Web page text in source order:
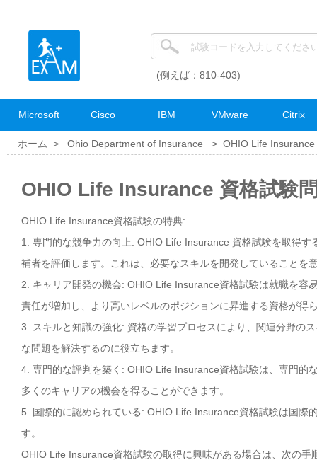
(例えば：810-403)
Microsoft Cisco IBM VMware Citrix
ホーム > Ohio Department of Insurance > OHIO Life Insurance
OHIO Life Insurance 資格試験
OHIO Life Insurance資格試験の特典:
1. 専門的な競争力の向上: OHIO Life Insurance 資格試験を取得
補者を評価します。これは、必要なスキルを開発していることを
2. キャリア開発の機会: OHIO Life Insurance資格試験は就職を容
責任が増加し、より高いレベルのポジションに昇進する資格が得
3. スキルと知識の強化: 資格の学習プロセスにより、関連分野の
な問題を解決するのに役立ちます。
4. 専門的な評判を築く: OHIO Life Insurance資格試験は、専門的
多くのキャリアの機会を得ることができます。
5. 国際的に認められている: OHIO Life Insurance資格試験は国際
す。
OHIO Life Insurance資格試験の取得に興味がある場合は、次の手